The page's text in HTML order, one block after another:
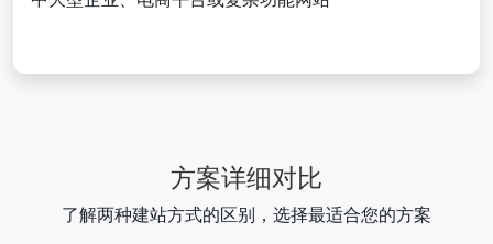
方案详细对比
了解两种建站方式的区别，选择最适合您的方案